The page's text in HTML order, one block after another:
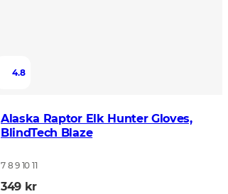
4.8
Alaska Raptor Elk Hunter Gloves,
BlindTech Blaze
7 8 9 10 11
349 kr